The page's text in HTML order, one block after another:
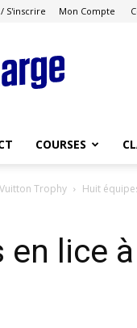
S'inscrire Mon Compte
COURSES
Trophy Huit
lice